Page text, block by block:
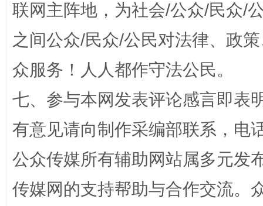
“蜀中异人”王建安的艺术幻境
完善运行机制助力责任有效落实 一纸欠
联网主阵地，为社会/公众/民众/
之间公众/民众/公民对法律、政
众服务！人人都作守法公民。
七、参与本网发表评论感言即表
有意见请向制作采编部联系，电
公众传媒所有辅助网站属多元发
传媒网的支持帮助与合作交流。